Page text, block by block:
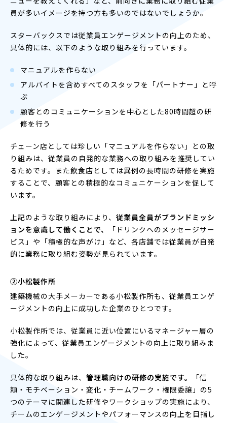
員が多いイメージを持つ方も多いのではないでしょうか。
スターバックスでは従業員エンゲージメントの向上のため、
具体的には、以下のような取り組みを行っています。
マニュアルを作らない
アルバイトを含めすべてのスタッフを「パートナー」と呼
ぶ
顧客とのコミュニケーションを中心とした80時間超の研
修を行う
チェーン店としては珍しい「マニュアルを作らない」との取
り組みは、従業員の自発的な業務への取り組みを推奨してい
るためです。また飲食店としては異例の長時間の研修を実施
することで、顧客との積極的なコミュニケーションを促して
います。
上記のような取り組みにより、 従業員全員がブランドミッシ
ョンを意識して働くことで、
「ドリンクへのメッセージサー
ビス」や「積極的な声がけ」など、各店舗では従業員が自発
的に業務に取り組む姿勢が見られています。
②小松製作所
建築機械の大手メーカーである小松製作所も、従業員エンゲ
ージメントの向上に成功した企業のひとつです。
小松製作所では、従業員に近い位置にいるマネージャー層の
強化によって、従業員エンゲージメントの向上に取り組みま
した。
具体的な取り組みは、 管理職向けの研修の実施です。
「信
頼・モチベーション・変化・チームワーク・権限委譲」の5
つのテーマに関連した研修やワークショップの実施により、
チームのエンゲージメントやパフォーマンスの向上を目指し